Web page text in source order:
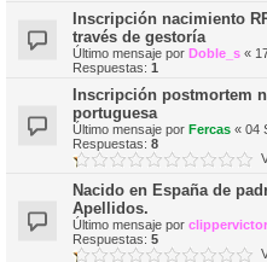
Inscripción nacimiento
través de gestoría
Último mensaje por Doble_s «
Respuestas: 1
Inscripción postmortem
portuguesa
Último mensaje por Fercas « 04
Respuestas: 8
Nacido en España de
Apellidos.
Último mensaje por clippervictor
Respuestas: 5